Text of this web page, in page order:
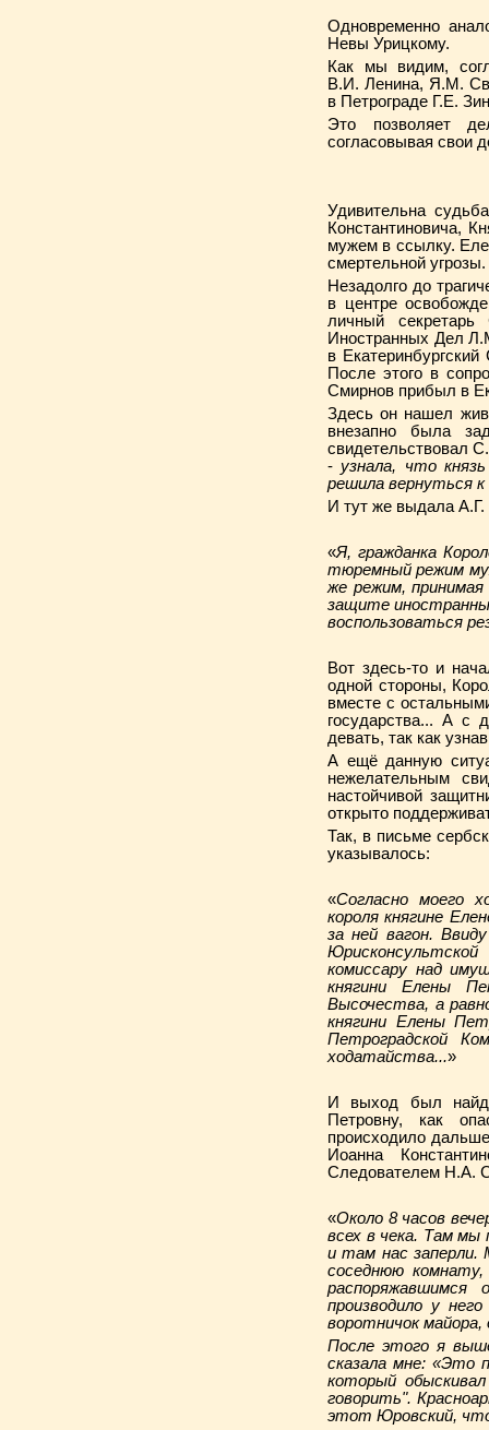
Одновременно
Невы Урицкому.
Как мы видим,
В.И. Ленина, Я.М.
в Петрограде Г.Е.
Это позволяет
согласовывая свои
Удивительна
Константиновича,
мужем в ссылку.
смертельной угрозы.
Незадолго до
в центре
личный
Иностранных Дел
в
После этого в
Смирнов прибыл в
Здесь он нашел
внезапно была
свидетельствовал
- узнала, что
решила вернуться к
И тут же выдала
«Я, гражданка
тюремный режим
же режим,
защите
воспользоваться
Вот здесь-то и
одной стороны,
вместе с
государства... А с
девать, так как
А ещё данную
нежелательным
настойчивой
открыто
Так, в письме
указывалось:
«Согласно моего
короля княгине
за ней вагон.
комиссару над
княгини Елены
Высочества, а
княгини Елены
Петроградской
ходатайства...»
И выход был
Петровну, как
происходило
Иоанна
Следователем Н.А.
«Около 8 часов
всех в чека. Там мы
и там нас заперли.
соседнюю
производило у
воротничок
После этого я
сказала мне: «Это
который
говорить".
этот Юровский, что